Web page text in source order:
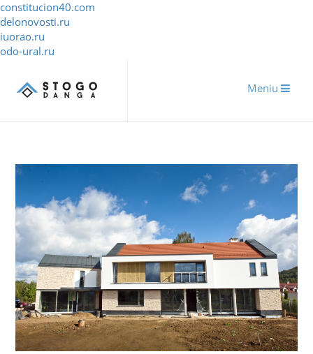
constitucion40.com
delonovosti.ru
iuorao.ru
odo-ural.ru
Meniu